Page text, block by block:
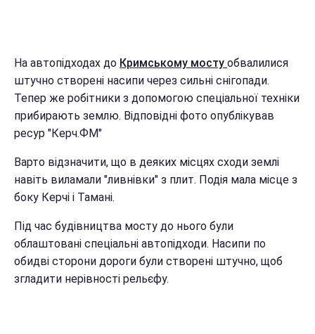
На автопідходах до Кримському мосту обвалилися
штучно створені насипи через сильні снігопади.
Тепер же робітники з допомогою спеціальної техніки
прибирають землю. Відповідні фото опублікував
ресур "Керч.ФМ"
Варто відзначити, що в деяких місцях сходи землі
навіть виламали "ливнівки" з плит. Подія мала місце з
боку Керчі і Тамані.
Під час будівництва мосту до нього були
облаштовані спеціальні автопідходи. Насипи по
обидві сторони дороги були створені штучно, щоб
згладити нерівності рельєфу.